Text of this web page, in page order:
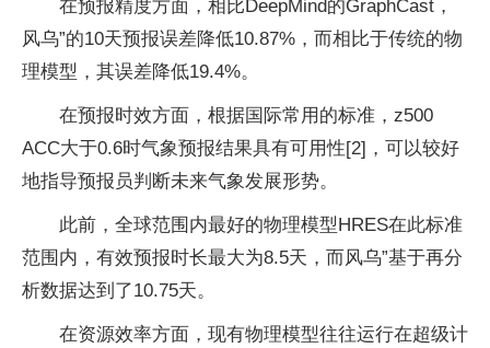
在预报精度方面，相比DeepMind的GraphCast，
风乌”的10天预报误差降低10.87%，而相比于传统的物
理模型，其误差降低19.4%。
在预报时效方面，根据国际常用的标准，z500
ACC大于0.6时气象预报结果具有可用性[2]，可以较好
地指导预报员判断未来气象发展形势。
此前，全球范围内最好的物理模型HRES在此标准
范围内，有效预报时长最大为8.5天，而风乌”基于再分
析数据达到了10.75天。
在资源效率方面，现有物理模型往往运行在超级计